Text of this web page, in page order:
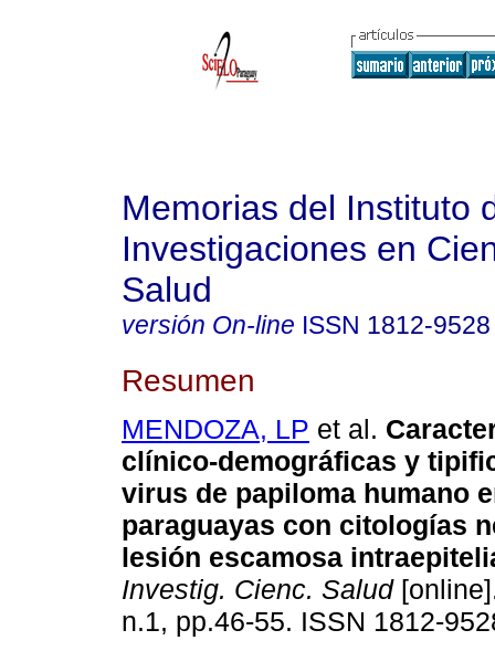
Memorias del Instituto
Investigaciones en
Salud
versión On-line ISSN 1812-9528
Resumen
MENDOZA, LP et al.
clínico-demográficas y
virus de papiloma humano
paraguayas con citologías
lesión escamosa
Investig. Cienc. Salud
n.1, pp.46-55. ISSN 1812-